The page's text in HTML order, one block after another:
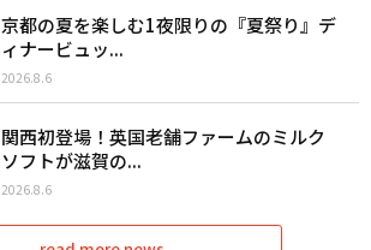
京都の夏を楽しむ1夜限りの『夏祭り』デ
ィナービュッ...
2026.8.6
関西初登場！英国老舗ファームのミルク
ソフトが滋賀の...
2026.8.6